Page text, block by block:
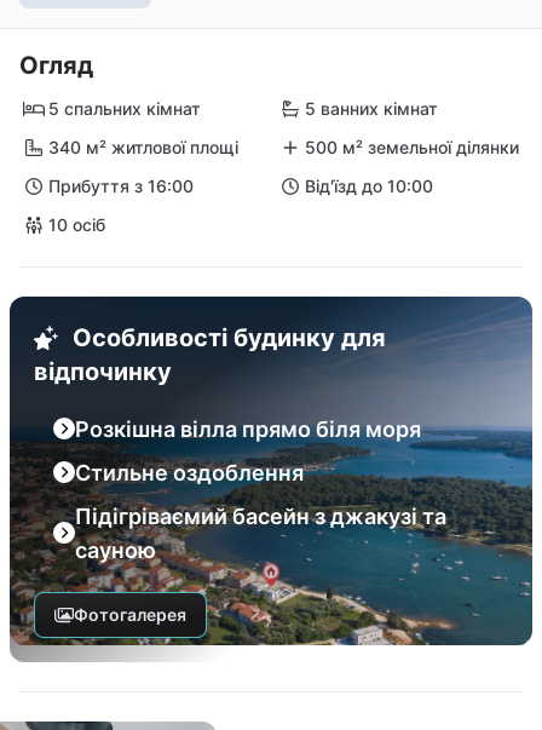
Огляд
5 спальних кімнат
5 ванних кімнат
340 м² житлової площі
500 м² земельної ділянки
Прибуття з 16:00
Від'їзд до 10:00
10 осіб
Особливості будинку для
відпочинку
Розкішна вілла прямо біля моря
Стильне оздоблення
Підігріваємий басейн з джакузі та
сауною
Фотогалерея